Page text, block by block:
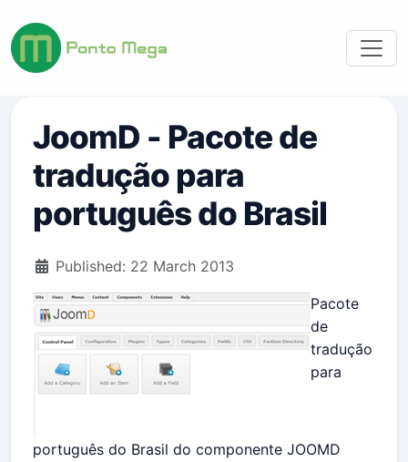
JoomD - Pacote de
tradução para
português do Brasil
DetailsPublished: 22 March 2013
Pacote
de
tradução
para
português do Brasil do componente JOOMD